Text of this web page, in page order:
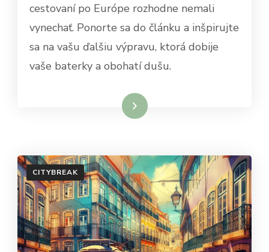
cestovaní po Európe rozhodne nemali
vynechať. Ponorte sa do článku a inšpirujte
sa na vašu ďalšiu výpravu, ktorá dobije
vaše baterky a obohatí dušu.
Dowiedz się więcej
CITYBREAK